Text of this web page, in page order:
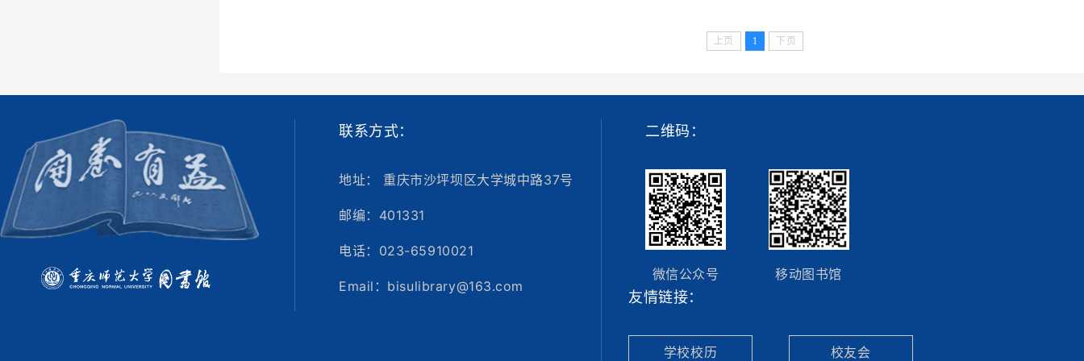
上页 1 下页
联系方式：
地址： 重庆市沙坪坝区大学城中路37号
邮编：401331
电话：023-65910021
Email：bisulibrary@163.com
二维码：
微信公众号 移动图书馆
友情链接：
学校校历 校友会